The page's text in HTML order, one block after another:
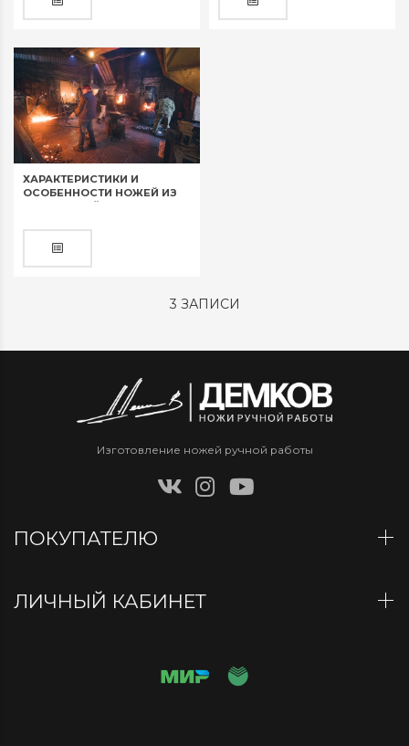
ХАРАКТЕРИСТИКИ И
ОСОБЕННОСТИ НОЖЕЙ ИЗ
3 ЗАПИСИ
Изготовление ножей ручной работы
ПОКУПАТЕЛЮ
ЛИЧНЫЙ КАБИНЕТ